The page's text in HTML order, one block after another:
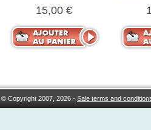
15,00 €
© Copyright 2007, 2026 -Sale terms and